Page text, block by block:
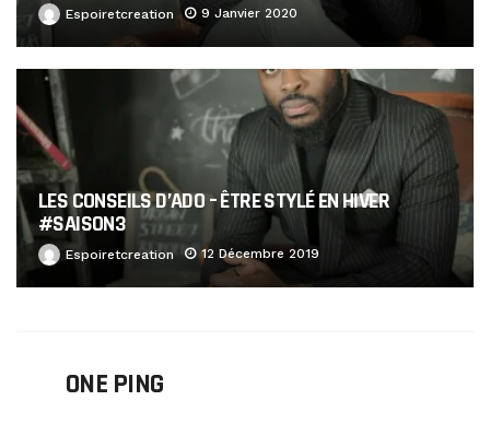
Espoiretcreation 9 Janvier 2020
LES CONSEILS D’ADO – ÊTRE STYLÉ EN HIVER
#SAISON3
Espoiretcreation 12 Décembre 2019
ONE PING